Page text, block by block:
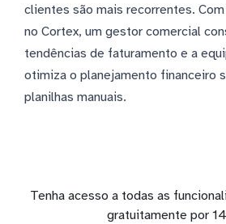
clientes são mais recorrentes.
no Cortex, um gestor comercial
tendências de faturamento e a
otimiza o planejamento financeiro
planilhas manuais.
Tenha acesso a todas as
gratuitamente por